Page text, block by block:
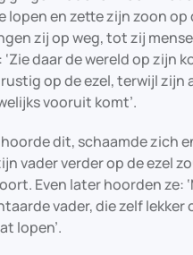
lopen en zette zijn zoon op
zij op weg, tot zij
daar de wereld op zijn
op de ezel, terwijl zijn
vooruit komt’.
dit, schaamde zich
vader verder op de ezel
Even later hoorden ze:
vader, die zelf lekker
lopen’.